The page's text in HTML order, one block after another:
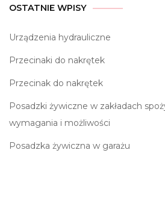
OSTATNIE WPISY
Urządzenia hydrauliczne
Przecinaki do nakrętek
Przecinak do nakrętek
Posadzki żywiczne w zakładach
wymagania i możliwości
Posadzka żywiczna w garażu